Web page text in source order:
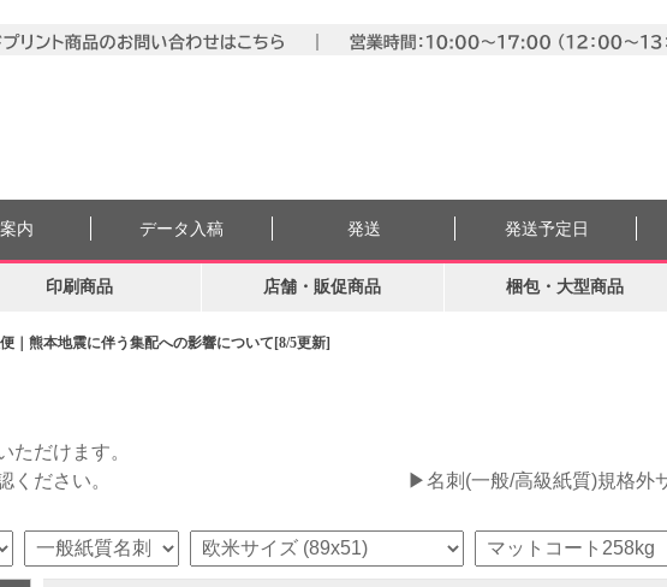
便｜熊本地震に伴う集配への影響について[8/5更新]
内 データ入稿 発送 発送予定日
印刷商品 店舗・販促商品 梱包・大型商品
ただけます。
ください。
▶名刺(一般/高級紙質)規格外